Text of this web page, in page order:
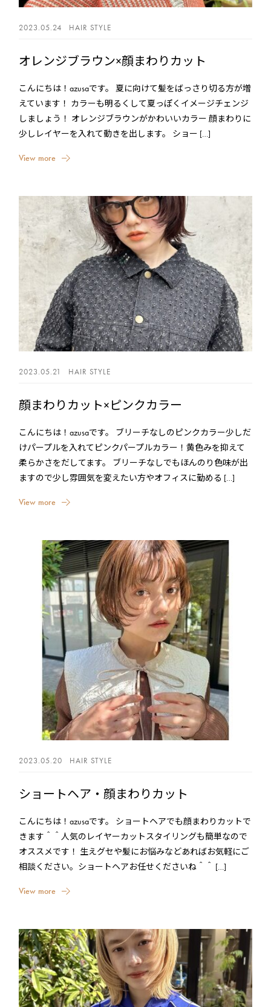
2023.05.24 HAIR STYLE
オレンジブラウン×顔まわりカット
こんにちは！azusaです。 夏に向けて髪をばっさり切る方が増
えています！ カラーも明るくして夏っぽくイメージチェンジ
しましょう！ オレンジブラウンがかわいいカラー 顔まわりに
少しレイヤーを入れて動きを出します。 ショー […]
View more
2023.05.21 HAIR STYLE
顔まわりカット×ピンクカラー
こんにちは！azusaです。 ブリーチなしのピンクカラー少しだ
けパープルを入れてピンクパープルカラー！黄色みを抑えて
柔らかさをだしてます。 ブリーチなしでもほんのり色味が出
ますので少し雰囲気を変えたい方やオフィスに勤める […]
View more
2023.05.20 HAIR STYLE
ショートヘア・顔まわりカット
こんにちは！azusaです。 ショートヘアでも顔まわりカットで
きます＾＾人気のレイヤーカットスタイリングも簡単なので
オススメです！ 生えグセや髪にお悩みなどあればお気軽にご
相談ください。ショートヘアお任せくださいね＾＾ […]
View more